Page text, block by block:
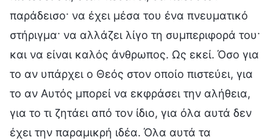
παράδεισο· να έχει μέσα του ένα πνευματικό
στήριγμα· να αλλάζει λίγο τη συμπεριφορά του·
και να είναι καλός άνθρωπος. Ως εκεί. Όσο για
το αν υπάρχει ο Θεός στον οποίο πιστεύει, για
το αν Αυτός μπορεί να εκφράσει την αλήθεια,
για το τι ζητάει από τον ίδιο, για όλα αυτά δεν
έχει την παραμικρή ιδέα. Όλα αυτά τα